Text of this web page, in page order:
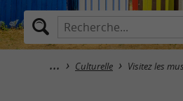
Culturelle Visitez les